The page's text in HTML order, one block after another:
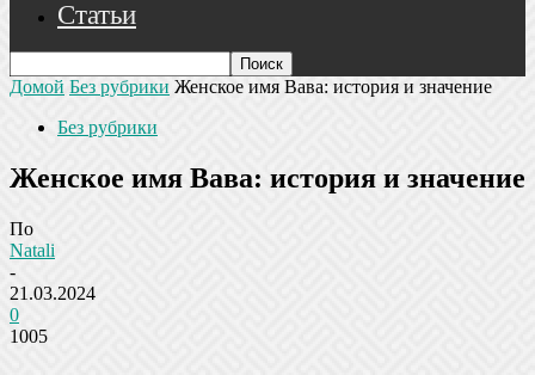
Статьи
Домой Без рубрики Женское имя Вава: история и значение
Без рубрики
Женское имя Вава: история и значение
По
Natali
-
21.03.2024
0
1005